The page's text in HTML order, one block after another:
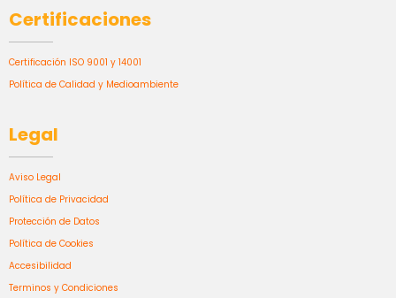
Certificaciones
Certificación ISO 9001 y 14001
Política de Calidad y Medioambiente
Legal
Aviso Legal
Política de Privacidad
Protección de Datos
Política de Cookies
Accesibilidad
Terminos y Condiciones